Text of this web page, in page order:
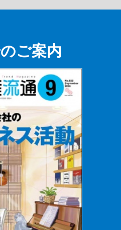
ご案内